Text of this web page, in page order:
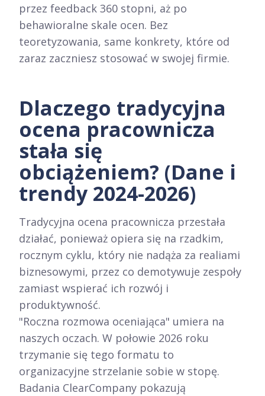
przez feedback 360 stopni, aż po
behawioralne skale ocen. Bez
teoretyzowania, same konkrety, które od
zaraz zaczniesz stosować w swojej firmie.
Dlaczego tradycyjna
ocena pracownicza
stała się
obciążeniem? (Dane i
trendy 2024-2026)
Tradycyjna ocena pracownicza przestała
działać, ponieważ opiera się na rzadkim,
rocznym cyklu, który nie nadąża za realiami
biznesowymi, przez co demotywuje zespoły
zamiast wspierać ich rozwój i
produktywność.
"Roczna rozmowa oceniająca" umiera na
naszych oczach. W połowie 2026 roku
trzymanie się tego formatu to
organizacyjne strzelanie sobie w stopę.
Badania ClearCompany pokazują